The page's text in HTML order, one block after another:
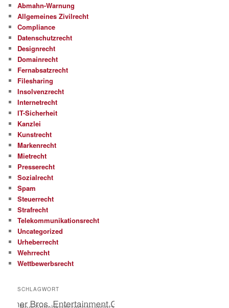
Abmahn-Warnung
Allgemeines Zivilrecht
Compliance
Datenschutzrecht
Designrecht
Domainrecht
Fernabsatzrecht
Filesharing
Insolvenzrecht
Internetrecht
IT-Sicherheit
Kanzlei
Kunstrecht
Markenrecht
Mietrecht
Presserecht
Sozialrecht
Spam
Steuerrecht
Strafrecht
Telekommunikationsrecht
Uncategorized
Urheberrecht
Wehrrecht
Wettbewerbsrecht
SCHLAGWORT